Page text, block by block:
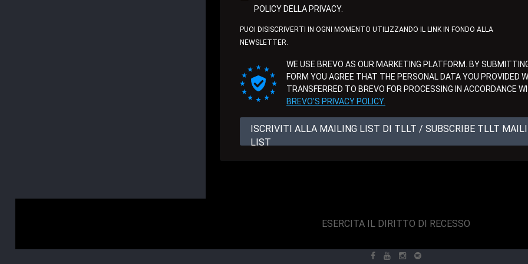
POLICY DELLA PRIVACY.
PUOI DISISCRIVERTI IN OGNI MOMENTO UTILIZZANDO IL LINK IN FONDO ALLA
NEWSLETTER.
WE USE BREVO AS OUR MARKETING PLATFORM. BY
FORM YOU AGREE THAT THE PERSONAL DATA YOU PROVIDED
TRANSFERRED TO BREVO FOR PROCESSING IN ACCORDANCE
BREVO'S PRIVACY POLICY.
ISCRIVITI ALLA MAILING LIST DI TLLT / SUBSCRIBE TLLT
LIST
ESERCITA IL DIRITTO DI RECESSO